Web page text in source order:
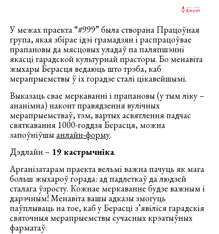
У межах праекта “#999” была створана Працоўная
група, якая збірае ідэі грамадзян і распрацоўвае
прапановы да мясцовых уладаў па паляпшэнні
якасці гарадской культурнай прасторы. Бо менавіта
жыхары Берасця ведаюць што трэба, каб
мерапрыемствы ў іх горадзе сталі цікавейшымі.
Выказаць свае меркаванні і прапановы (у тым ліку –
ананімна) наконт правядзення вулічных
мерапрыемстваў, тэм, вартых асвятлення падчас
святкавання 1000-годдзя Берасця, можна
запоўніўшыанлайн-форму.
Дэдлайн – 19 кастрычніка.
Арганізатарам праекта вельмі важна пачуць як мага
больш жыхароў горада: ад падлеткаў да людзей
сталага ўзросту. Кожнае меркаванне будзе важным і
дарэчным! Менавіта вашы адказы змогуць
паўплываць на тое, каб у Берасці з’явіліся гарадскія
святочныя мерапрыемствы сучасных крэатыўных
фарматаў.